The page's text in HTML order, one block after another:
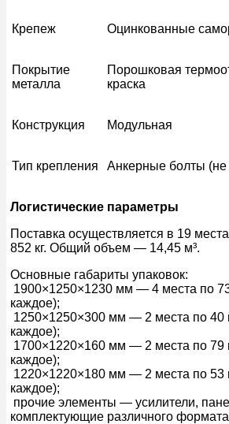
Крепеж Оцинкованные
Покрытие
металла
Порошковая
краска
Конструкция Модульная
Тип крепления Анкерные болты (не
Логистические параметры
Поставка осуществляется в 19
852 кг. Общий объем — 14,45 м³.
Основные габариты упаковок:
1900×1250×1230 мм — 4 места по
каждое);
1250×1250×300 мм — 2 места по 40
каждое);
1700×1220×160 мм — 2 места по 79
каждое);
1220×1220×180 мм — 2 места по 53
каждое);
прочие элементы — усилители,
комплектующие различного